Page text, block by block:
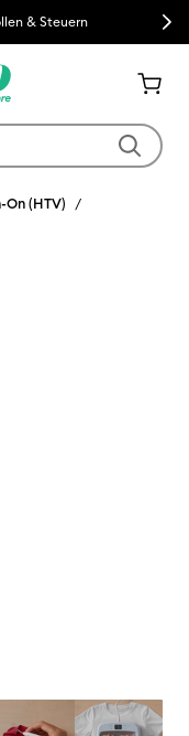
& Steuern Next
On (HTV)